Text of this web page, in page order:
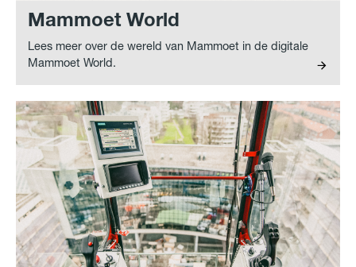
Mammoet World
Lees meer over de wereld van Mammoet in de digitale
Mammoet World.